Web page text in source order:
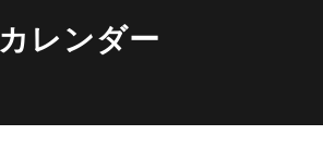
カレンダー